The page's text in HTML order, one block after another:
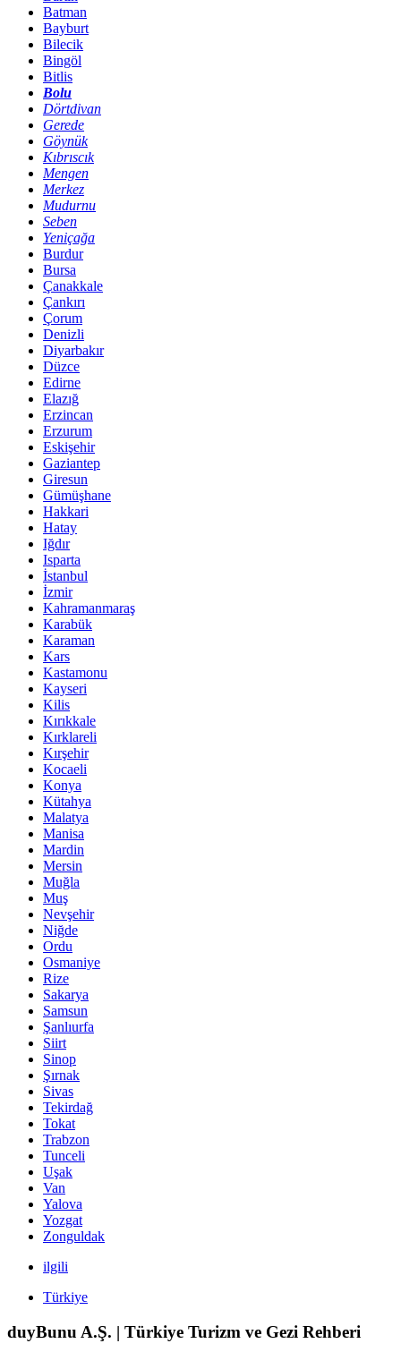
Batman
Bayburt
Bilecik
Bingöl
Bitlis
Bolu
Dörtdivan
Gerede
Göynük
Kıbrıscık
Mengen
Merkez
Mudurnu
Seben
Yeniçağa
Burdur
Bursa
Çanakkale
Çankırı
Çorum
Denizli
Diyarbakır
Düzce
Edirne
Elazığ
Erzincan
Erzurum
Eskişehir
Gaziantep
Giresun
Gümüşhane
Hakkari
Hatay
Iğdır
Isparta
İstanbul
İzmir
Kahramanmaraş
Karabük
Karaman
Kars
Kastamonu
Kayseri
Kilis
Kırıkkale
Kırklareli
Kırşehir
Kocaeli
Konya
Kütahya
Malatya
Manisa
Mardin
Mersin
Muğla
Muş
Nevşehir
Niğde
Ordu
Osmaniye
Rize
Sakarya
Samsun
Şanlıurfa
Siirt
Sinop
Şırnak
Sivas
Tekirdağ
Tokat
Trabzon
Tunceli
Uşak
Van
Yalova
Yozgat
Zonguldak
ilgili
Türkiye
duyBunu A.Ş. | Türkiye Turizm ve Gezi Rehberi